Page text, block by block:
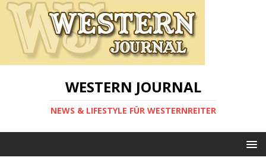
WESTERN JOURNAL
NEWS & LIFESTYLE FÜR WESTERNREITER